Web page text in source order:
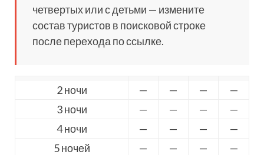
четвертых или с детьми — измените
состав туристов в поисковой строке
после перехода по ссылке.
2 ночи — — —
—
3 ночи
— — —
—
4 ночи
— — —
—
5 ночей
— — —
—